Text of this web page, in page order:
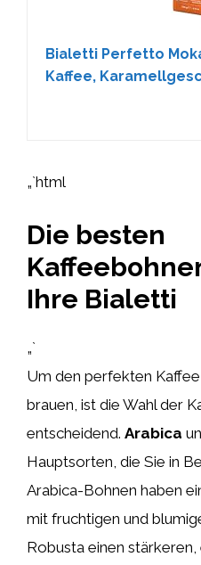
Bialetti Perfetto
Kaffee,
„`html
Die besten
Ihre Bialetti
„`
Um den perfekten
brauen, ist die Wahl der
entscheidend. Arabica
Hauptsorten, die Sie in
Arabica-Bohnen haben
mit fruchtigen und
Robusta einen